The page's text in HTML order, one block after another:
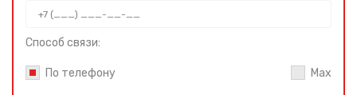
Способ связи:
По телефону Max